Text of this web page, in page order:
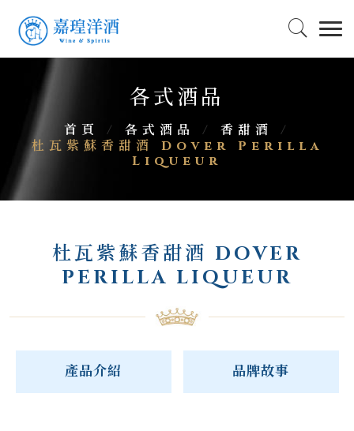
各式酒品
首頁 / 各式酒品 / 香甜酒
/
杜瓦紫蘇香甜酒 Dover Perilla
Liqueur
杜瓦紫蘇香甜酒 DOVER
PERILLA LIQUEUR
產品介紹 品牌故事